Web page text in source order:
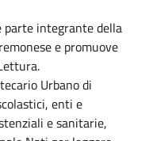
parte integrante della
e promuove
Urbano di
enti e
e sanitarie,